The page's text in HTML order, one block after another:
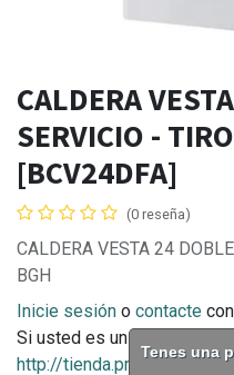
CALDERA
SERVICIO -
[BCV24DFA]
(0 reseña)
CALDERA VESTA 24
BGH
Inicie sesión o contacte
Si usted es un consumidor
http://
Tenes una